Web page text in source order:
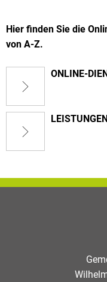
Hier finden Sie die
von A-Z.
ONLINE-